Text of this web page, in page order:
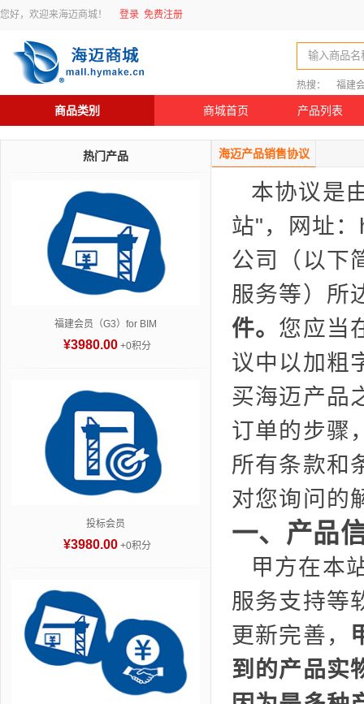
您好，欢迎来海迈商城！ 登录 免费注册
输入商品名
热搜： 福建
商品类别 商城首页 产品列表
热门产品
福建会员（G3）for BIM
¥3980.00 +0积分
投标会员
¥3980.00 +0积分
海迈产品销售协议
本协议是
站"，网址
公司（以下
服务等）所
件。 您应当
议中以加粗
买海迈产品
订单的步骤
所有条款和
对您询问的
一、产品
甲方在本
服务支持等
更新完善，
到的产品实